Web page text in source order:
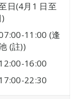
日(4月1 日至
11:00 (逢
(註))
16:00
22:30